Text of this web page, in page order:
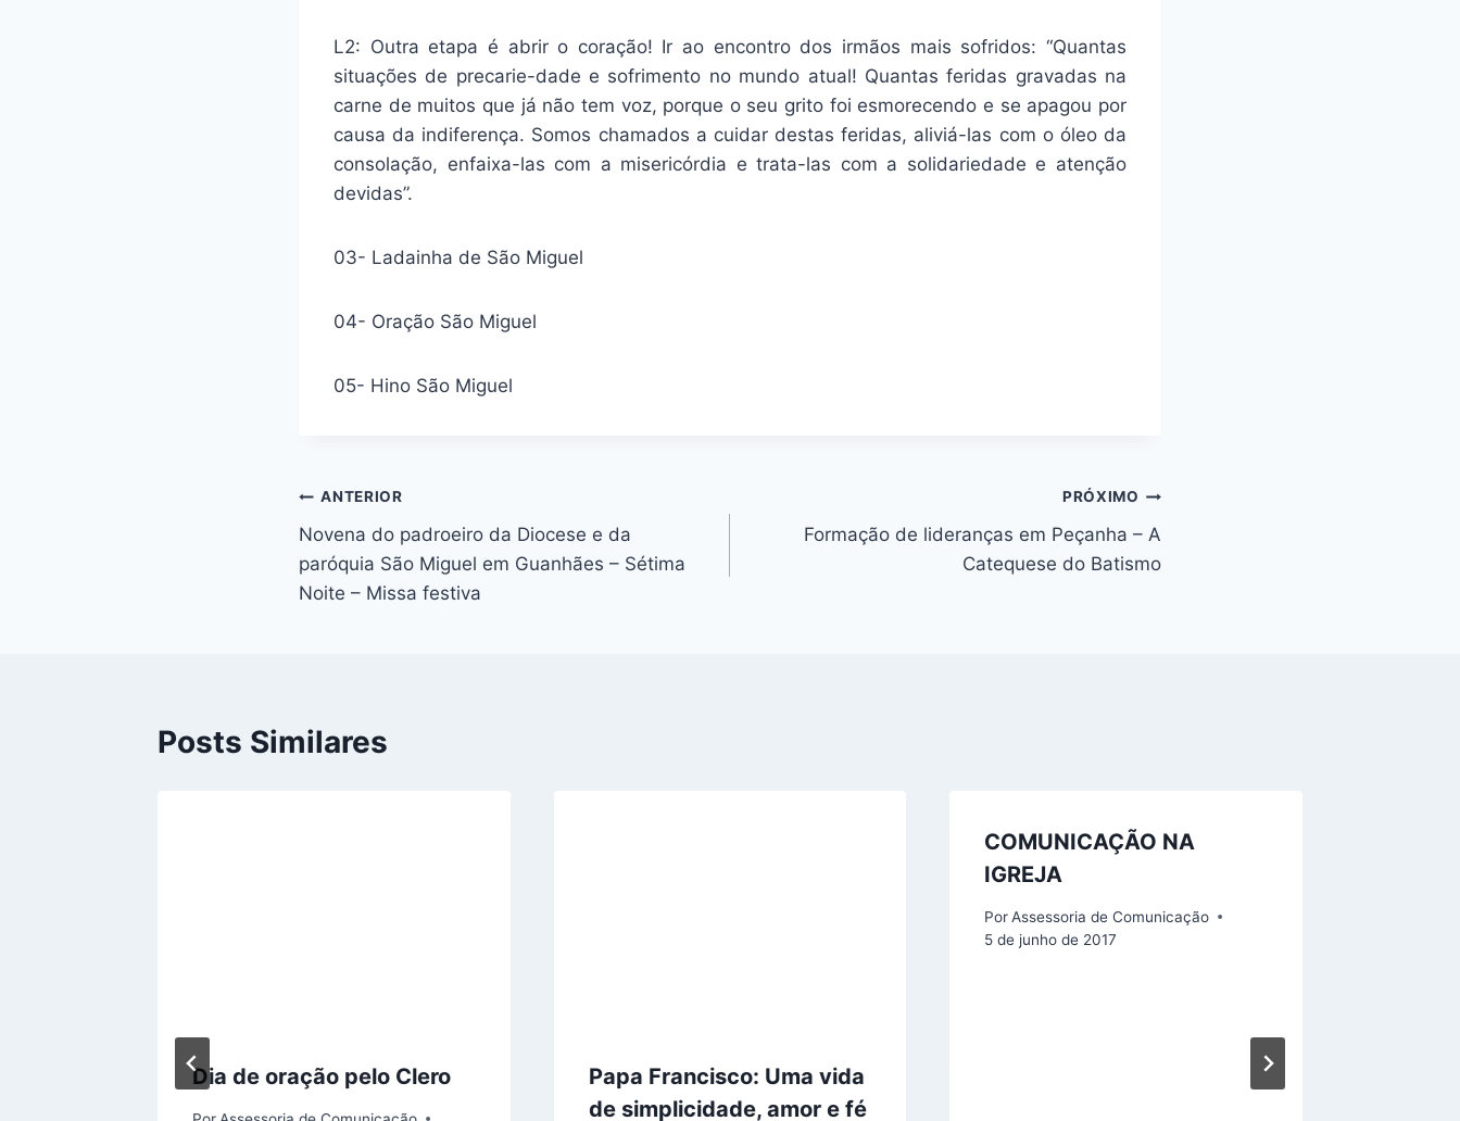
L2: Outra etapa é abrir o coração! Ir ao encontro dos irmãos mais sofridos: “Quantas
situações de precarie-dade e sofrimento no mundo atual! Quantas feridas gravadas na
carne de muitos que já não tem voz, porque o seu grito foi esmorecendo e se apagou por
causa da indiferença. Somos chamados a cuidar destas feridas, aliviá-las com o óleo da
consolação, enfaixa-las com a misericórdia e trata-las com a solidariedade e atenção
devidas”.
03- Ladainha de São Miguel
04- Oração São Miguel
05- Hino São Miguel
Navegação
de
Post
ANTERIOR
Novena do padroeiro da Diocese e da
paróquia São Miguel em Guanhães – Sétima
Noite – Missa festiva
PRÓXIMO
Formação de lideranças em Peçanha – A
Catequese do Batismo
Posts Similares
Dia de oração pelo Clero
Papa Francisco: Uma vida
de simplicidade, amor e fé
COMUNICAÇÃO NA
IGREJA
Por Assessoria de Comunicação
5 de junho de 2017